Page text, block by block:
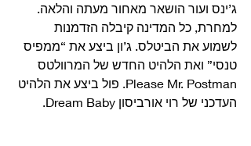
ג’ינס ועור הושאר מאחור מעתה והלאה.
למחרת, כל המדינה קיבלה הזדמנות
לשמוע את הביטלס. ג’ון ביצע את “ממפיס
טנסי” ואת הלהיט החדש של המרוולטס
Please Mr. Postman. פול ביצע את הלהיט
העדכני של רוי אורביסון Dream Baby.